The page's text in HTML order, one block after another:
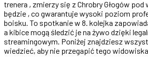
trenera , zmierzy się z Chrobry Głogów
będzie , co gwarantuje wysoki poziom
boisku. To spotkanie w 8. kolejka
a kibice mogą śledzić je na żywo dzięki
streamingowym. Poniżej znajdziesz
wiedzieć, aby nie przegapić tego